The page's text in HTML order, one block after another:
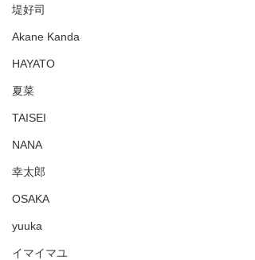
堤好司
Akane Kanda
HAYATO
夏菜
TAISEI
NANA
幸太郎
OSAKA
yuuka
イマイマユ